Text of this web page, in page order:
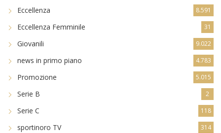
Eccellenza 8.591
Eccellenza Femminile 31
Giovanili 9.022
news in primo piano 4.783
Promozione 5.015
Serie B 2
Serie C 118
sportinoro TV 314